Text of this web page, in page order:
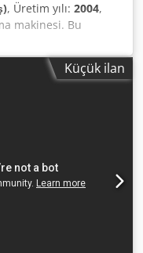
, Üretim yılı: 2004,
makinesi. Bu
otomatik
8 mm arası kenar
yükseklikleri için
bantlama
ünitesi, tutkal
bilgi için bizimle
Hz / 3 faz • Ana
• Güç tüketimi:
Küçük ilan